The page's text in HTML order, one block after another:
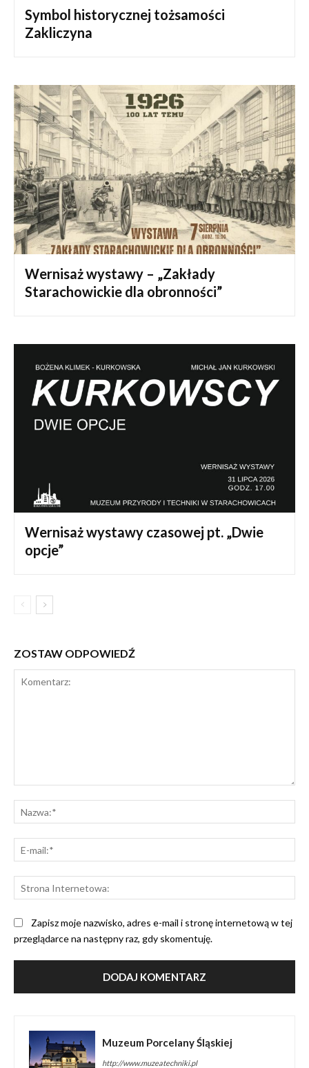
Symbol historycznej tożsamości
Zakliczyna
Wernisaż wystawy – „Zakłady
Starachowickie dla obronności”
Wernisaż wystawy czasowej pt. „Dwie
opcje”
ZOSTAW ODPOWIEDŹ
Zapisz moje nazwisko, adres e-mail i stronę internetową w tej
przeglądarce na następny raz, gdy skomentuję.
Muzeum Porcelany Śląskiej
http://www.muzeatechniki.pl